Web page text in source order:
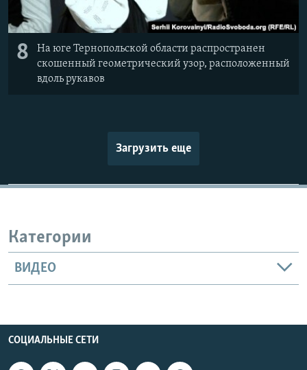
8
На юге Тернопольской области распространен
скошенный геометрический узор, расположенный
вдоль рукавов
Загрузить еще
Категории
ВИДЕО
СОЦИАЛЬНЫЕ СЕТИ